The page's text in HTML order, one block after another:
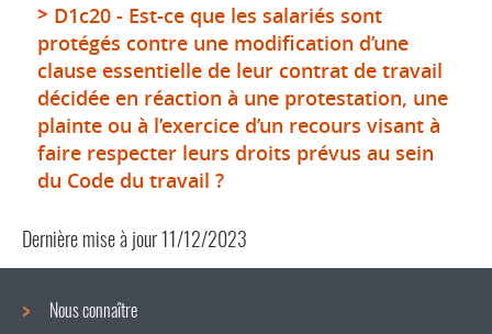
D1c20 - Est-ce que les salariés sont
protégés contre une modification d’une
clause essentielle de leur contrat de travail
décidée en réaction à une protestation, une
plainte ou à l’exercice d’un recours visant à
faire respecter leurs droits prévus au sein
du Code du travail ?
Dernière mise à jour11/12/2023
Nous connaître